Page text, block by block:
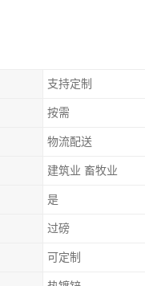
支持定制
按需
物流配送
建筑业 畜牧业
是
过磅
可定制